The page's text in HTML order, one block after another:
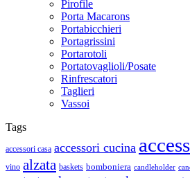
Pirofile
Porta Macarons
Portabicchieri
Portagrissini
Portarotoli
Portatovaglioli/Posate
Rinfrescatori
Taglieri
Vassoi
Tags
accessori casa accessori cucina
vino alzata baskets bomboniera candleholder